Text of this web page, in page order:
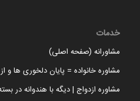
خدمات
مشاورانه (صفحه اصلی)
مشاوره خانواده = پایان دلخوری ها و
مشاوره ازدواج | دیگه با هندوانه در